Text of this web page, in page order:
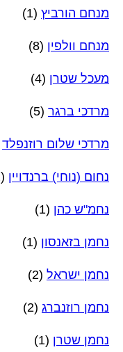
מנחם הורביץ (1)
מנחם וולפין (8)
מעכל שטרן (4)
מרדכי ברגר (5)
מרדכי שלום רוזנפלד
נחום (נוחי) ברנדויין (1)
נחמ"ש כהן (1)
נחמן בזאנסון (1)
נחמן ישראל (2)
נחמן רוזנברג (2)
נחמן שטרן (1)